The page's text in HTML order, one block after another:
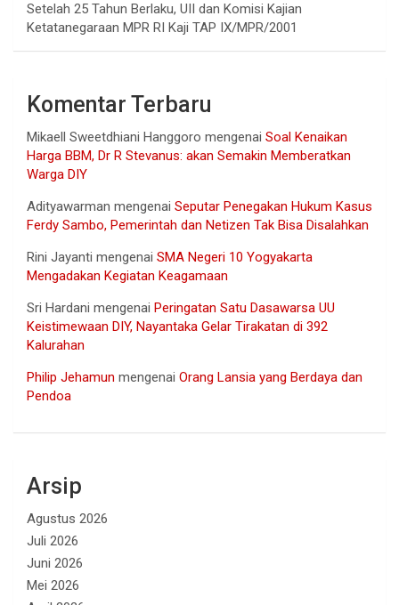
Setelah 25 Tahun Berlaku, UII dan Komisi Kajian
Ketatanegaraan MPR RI Kaji TAP IX/MPR/2001
Komentar Terbaru
Mikaell Sweetdhiani Hanggoro mengenai Soal Kenaikan
Harga BBM, Dr R Stevanus: akan Semakin Memberatkan
Warga DIY
Adityawarman mengenai Seputar Penegakan Hukum Kasus
Ferdy Sambo, Pemerintah dan Netizen Tak Bisa Disalahkan
Rini Jayanti mengenai SMA Negeri 10 Yogyakarta
Mengadakan Kegiatan Keagamaan
Sri Hardani mengenai Peringatan Satu Dasawarsa UU
Keistimewaan DIY, Nayantaka Gelar Tirakatan di 392
Kalurahan
Philip Jehamun mengenai Orang Lansia yang Berdaya dan
Pendoa
Arsip
Agustus 2026
Juli 2026
Juni 2026
Mei 2026